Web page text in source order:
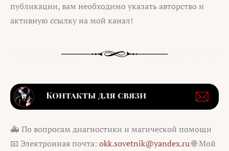
публикации, вам необходимо указать авторство и
активную ссылку на мой канал!
🚑 По вопросам диагностики и магической помощи
📧 Электронная почта: okk.sovetnik@yandex.ru🌐 Мой